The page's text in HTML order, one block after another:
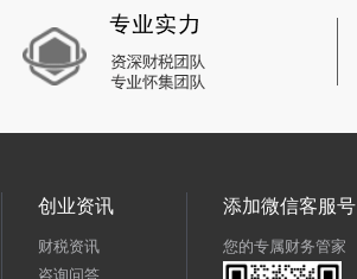
创业资讯
财税资讯
咨询问答
添加微信客服号
您的专属财务管家